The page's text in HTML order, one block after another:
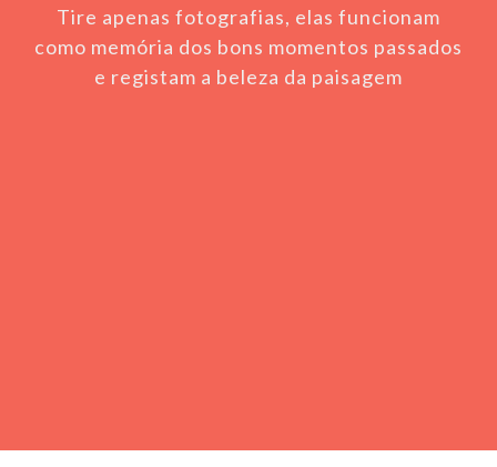
Tire apenas fotografias, elas funcionam
como memória dos bons momentos passados
e registam a beleza da paisagem